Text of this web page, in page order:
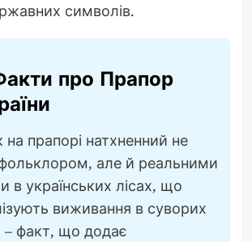
символів.
про Прапор
на прапорі натхненний не
але й реальними
в українських лісах, що
виживання в суворих
– факт, що додає